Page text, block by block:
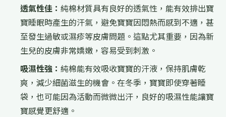
透氣性佳： 純棉材質具有良好的透氣性，能有效排出寶
寶睡眠時產生的汗氣，避免寶寶因悶熱而感到不適，甚
至發生過敏或濕疹等皮膚問題。這點尤其重要，因為新
生兒的皮膚非常嬌嫩，容易受到刺激。
吸濕性強： 純棉能有效吸收寶寶的汗液，保持肌膚乾
爽，減少細菌滋生的機會。在冬季，寶寶即使穿著睡
袋，也可能因為活動而微微出汗，良好的吸濕性能讓寶
寶感覺更舒適。